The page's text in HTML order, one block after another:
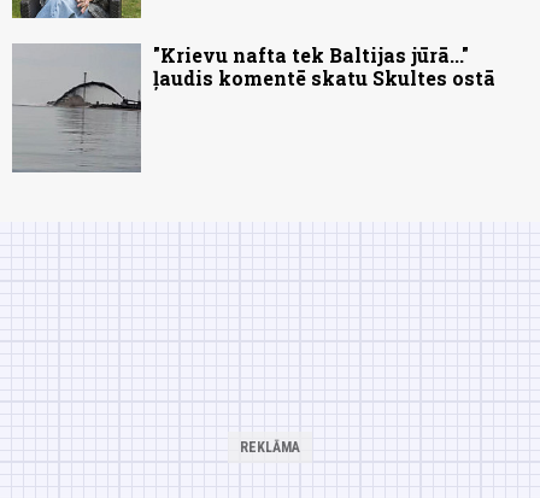
"Krievu nafta tek Baltijas jūrā..."
ļaudis komentē skatu Skultes ostā